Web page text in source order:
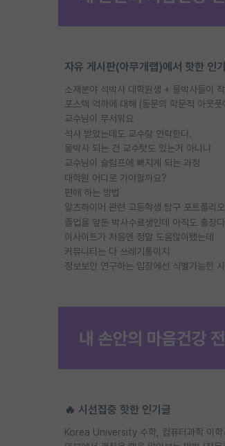
자유 게시판(아무개랩)에서 핫한 인
소재분야 석박사 대학원생 + 물박사들이
교수님이 무서워요
석사 받았는데도 교수랑 연락한다.
물박사 되는 건 교수탓도 있는거 아니냐
교수님이 슬럼프에 빠지게 되는 과정
대학원 어디로 가야할까요?
편애 하는 방법
알츠하이머 관련 고등학생 탐구 포트폴리오
졸업을 앞둔 박사수료생인데 아직도 출장
이사이트가 처음엔 정말 도움많이됐는데
커뮤니티는 다 쓰레기통이지
🔥 시선집중 핫한 인기글